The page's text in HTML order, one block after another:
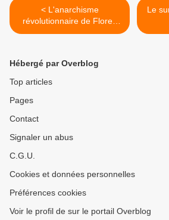
< L'anarchisme
révolutionnaire de Flores
Magon
Le
Hébergé par Overblog
Top articles
Pages
Contact
Signaler un abus
C.G.U.
Cookies et données personnelles
Préférences cookies
Voir le profil de sur le portail Overblog